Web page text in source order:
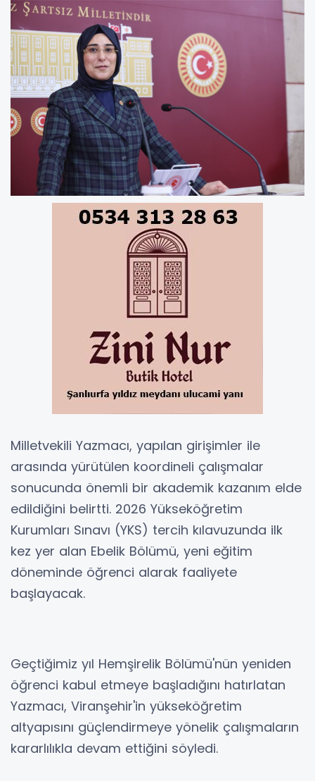
Milletvekili Yazmacı, yapılan girişimler ile
arasında yürütülen koordineli çalışmalar
sonucunda önemli bir akademik kazanım elde
edildiğini belirtti. 2026 Yükseköğretim
Kurumları Sınavı (YKS) tercih kılavuzunda ilk
kez yer alan Ebelik Bölümü, yeni eğitim
döneminde öğrenci alarak faaliyete
başlayacak.
Geçtiğimiz yıl Hemşirelik Bölümü'nün yeniden
öğrenci kabul etmeye başladığını hatırlatan
Yazmacı, Viranşehir'in yükseköğretim
altyapısını güçlendirmeye yönelik çalışmaların
kararlılıkla devam ettiğini söyledi.